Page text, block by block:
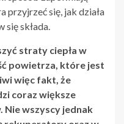
przyjrzeć się, jak działa
składa.
straty ciepła w
powietrza, które jest
więc fakt, że
coraz większe
wszyscy jednak